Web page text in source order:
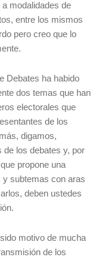
modalidades de
entre los mismos
pero creo que lo
Debates ha habido
dos temas que han
electorales que
de los
digamos,
los debates y, por
propone una
y subtemas con aras
deben ustedes
motivo de mucha
de los